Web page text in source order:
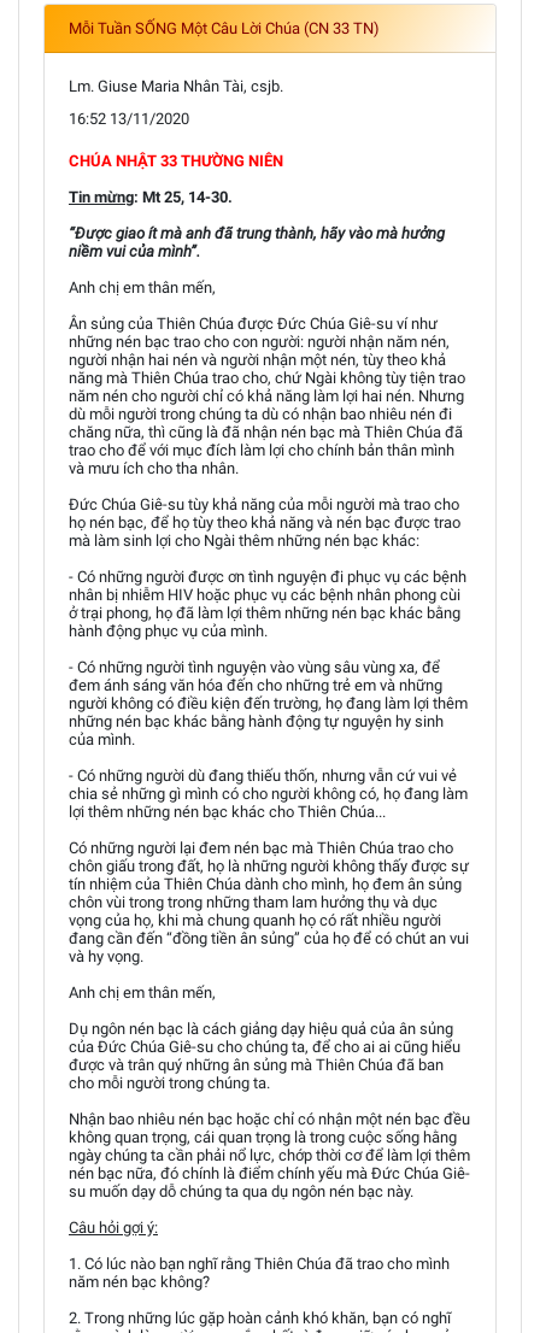
Mỗi Tuần SỐNG Một Câu Lời Chúa (CN 33 TN)
Lm. Giuse Maria Nhân Tài, csjb.
16:52 13/11/2020
CHÚA NHẬT 33 THƯỜNG NIÊN
Tin mừng: Mt 25, 14-30.
“Được giao ít mà anh đã trung thành, hãy vào mà hưởng
niềm vui của mình”.
Anh chị em thân mến,
Ân sủng của Thiên Chúa được Đức Chúa Giê-su ví như
những nén bạc trao cho con người: người nhận năm nén,
người nhận hai nén và người nhận một nén, tùy theo khả
năng mà Thiên Chúa trao cho, chứ Ngài không tùy tiện trao
năm nén cho người chỉ có khả năng làm lợi hai nén. Nhưng
dù mỗi người trong chúng ta dù có nhận bao nhiêu nén đi
chăng nữa, thì cũng là đã nhận nén bạc mà Thiên Chúa đã
trao cho để với mục đích làm lợi cho chính bản thân mình
và mưu ích cho tha nhân.
Đức Chúa Giê-su tùy khả năng của mỗi người mà trao cho
họ nén bạc, để họ tùy theo khả năng và nén bạc được trao
mà làm sinh lợi cho Ngài thêm những nén bạc khác:
- Có những người được ơn tình nguyện đi phục vụ các bệnh
nhân bị nhiễm HIV hoặc phục vụ các bệnh nhân phong cùi
ở trại phong, họ đã làm lợi thêm những nén bạc khác bằng
hành động phục vụ của mình.
- Có những người tình nguyện vào vùng sâu vùng xa, để
đem ánh sáng văn hóa đến cho những trẻ em và những
người không có điều kiện đến trường, họ đang làm lợi thêm
những nén bạc khác bằng hành động tự nguyện hy sinh
của mình.
- Có những người dù đang thiếu thốn, nhưng vẫn cứ vui vẻ
chia sẻ những gì mình có cho người không có, họ đang làm
lợi thêm những nén bạc khác cho Thiên Chúa...
Có những người lại đem nén bạc mà Thiên Chúa trao cho
chôn giấu trong đất, họ là những người không thấy được sự
tín nhiệm của Thiên Chúa dành cho mình, họ đem ân sủng
chôn vùi trong trong những tham lam hưởng thụ và dục
vọng của họ, khi mà chung quanh họ có rất nhiều người
đang cần đến “đồng tiền ân sủng” của họ để có chút an vui
và hy vọng.
Anh chị em thân mến,
Dụ ngôn nén bạc là cách giảng dạy hiệu quả của ân sủng
của Đức Chúa Giê-su cho chúng ta, để cho ai ai cũng hiểu
được và trân quý những ân sủng mà Thiên Chúa đã ban
cho mỗi người trong chúng ta.
Nhận bao nhiêu nén bạc hoặc chỉ có nhận một nén bạc đều
không quan trọng, cái quan trọng là trong cuộc sống hằng
ngày chúng ta cần phải nổ lực, chớp thời cơ để làm lợi thêm
nén bạc nữa, đó chính là điểm chính yếu mà Đức Chúa Giê-
su muốn dạy dỗ chúng ta qua dụ ngôn nén bạc này.
Câu hỏi gợi ý:
1. Có lúc nào bạn nghĩ rằng Thiên Chúa đã trao cho mình
năm nén bạc không?
2. Trong những lúc gặp hoàn cảnh khó khăn, bạn có nghĩ